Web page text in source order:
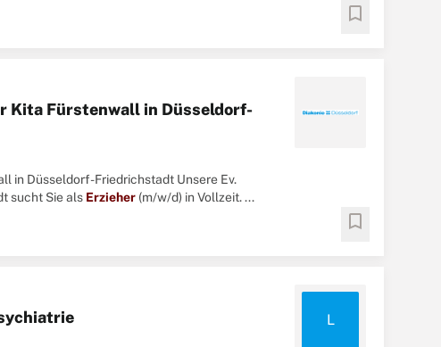
bookmark
Kita Fürstenwall in Düsseldorf-
in Düsseldorf-Friedrichstadt Unsere Ev.
sucht Sie als Erzieher (m/w/d) in Vollzeit. ...
bookmark
L